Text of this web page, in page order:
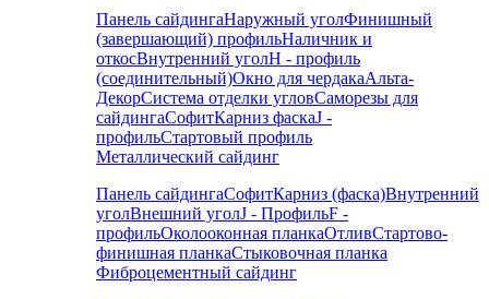
Панель сайдингаНаружный уголФинишный
(завершающий) профильНаличник и
откосВнутренний уголH - профиль
(соединительный)Окно для чердакаАльта-
ДекорСистема отделки угловСаморезы для
сайдингаСофитКарниз фаскаJ -
профильСтартовый профиль
Металлический сайдинг
Панель сайдингаСофитКарниз (фаска)Внутренний
уголВнешний уголJ - ПрофильF -
профильОколооконная планкаОтливСтартово-
финишная планкаСтыковочная планка
Фиброцементный сайдинг